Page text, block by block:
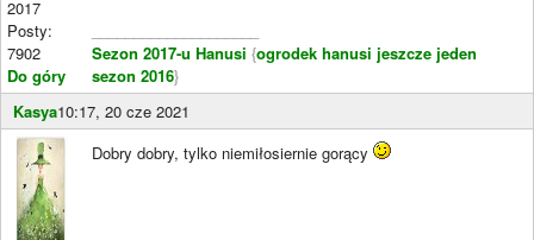
2017
Posty:
7902
Do góry
Sezon 2017-u Hanusi {ogrodek hanusi jeszcze jeden
sezon 2016}
Kasya10:17, 20 cze 2021
Dobry dobry, tylko niemiłosiernie gorący